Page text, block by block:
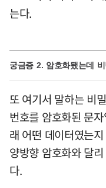
는다.
궁금증 2. 암호화됐는데
또 여기서 말하는 비
번호를 암호화된 문
래 어떤 데이터였는
양방향 암호화와 달
다.